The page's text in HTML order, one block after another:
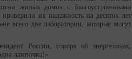
жилых домов с благоустроенными
их надежность на десяток лет
всего две лаборатории, которые могут
России, говоря об энергетиках,
лампочка!»